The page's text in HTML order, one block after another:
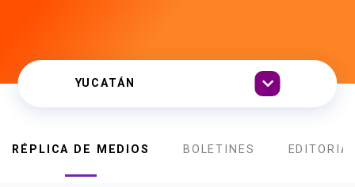
RÉPLICA DE MEDIOS BOLETINES